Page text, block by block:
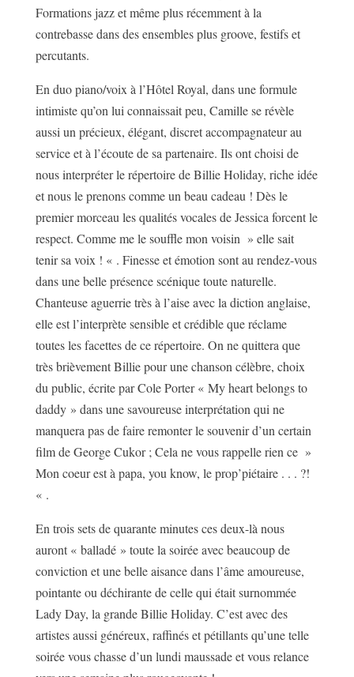
Formations jazz et même plus récemment à la
contrebasse dans des ensembles plus groove, festifs et
percutants.
En duo piano/voix à l’Hôtel Royal, dans une formule
intimiste qu’on lui connaissait peu, Camille se révèle
aussi un précieux, élégant, discret accompagnateur au
service et à l’écoute de sa partenaire. Ils ont choisi de
nous interpréter le répertoire de Billie Holiday, riche idée
et nous le prenons comme un beau cadeau ! Dès le
premier morceau les qualités vocales de Jessica forcent le
respect. Comme me le souffle mon voisin » elle sait
tenir sa voix ! « . Finesse et émotion sont au rendez-vous
dans une belle présence scénique toute naturelle.
Chanteuse aguerrie très à l’aise avec la diction anglaise,
elle est l’interprète sensible et crédible que réclame
toutes les facettes de ce répertoire. On ne quittera que
très brièvement Billie pour une chanson célèbre, choix
du public, écrite par Cole Porter « My heart belongs to
daddy » dans une savoureuse interprétation qui ne
manquera pas de faire remonter le souvenir d’un certain
film de George Cukor ; Cela ne vous rappelle rien ce »
Mon coeur est à papa, you know, le prop’piétaire . . . ?!
« .
En trois sets de quarante minutes ces deux-là nous
auront « balladé » toute la soirée avec beaucoup de
conviction et une belle aisance dans l’âme amoureuse,
pointante ou déchirante de celle qui était surnommée
Lady Day, la grande Billie Holiday. C’est avec des
artistes aussi généreux, raffinés et pétillants qu’une telle
soirée vous chasse d’un lundi maussade et vous relance